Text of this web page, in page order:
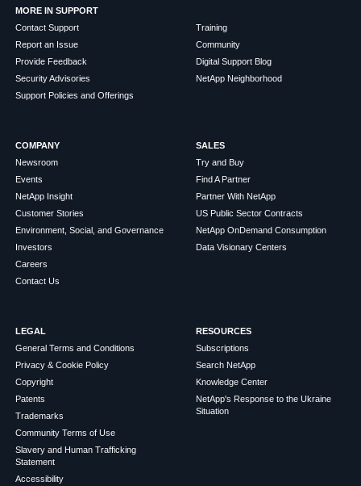
MORE IN SUPPORT
Contact Support
Report an Issue
Provide Feedback
Security Advisories
Support Policies and Offerings
Training
Community
Digital Support Blog
NetApp Neighborhood
COMPANY
Newsroom
Events
NetApp Insight
Customer Stories
Environment, Social, and Governance
Investors
Careers
Contact Us
SALES
Try and Buy
Find A Partner
Partner With NetApp
US Public Sector Contracts
NetApp OnDemand Consumption
Data Visionary Centers
LEGAL
General Terms and Conditions
Privacy & Cookie Policy
Copyright
Patents
Trademarks
Community Terms of Use
Slavery and Human Trafficking
Statement
Accessibility
RESOURCES
Subscriptions
Search NetApp
Knowledge Center
NetApp's Response to the Ukraine
Situation